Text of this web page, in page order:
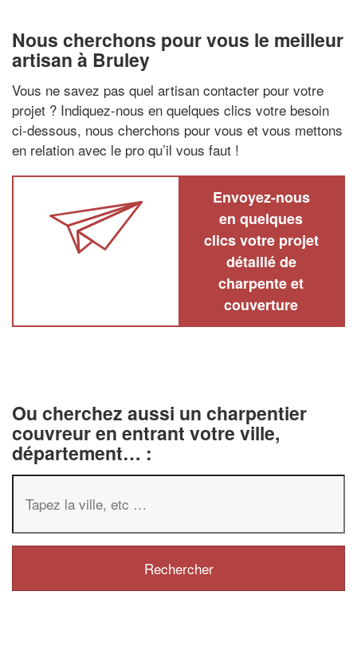
Nous cherchons pour vous le meilleur
artisan à Bruley
Vous ne savez pas quel artisan contacter pour votre
projet ? Indiquez-nous en quelques clics votre besoin
ci-dessous, nous cherchons pour vous et vous mettons
en relation avec le pro qu’il vous faut !
Envoyez-nous
en quelques
clics votre projet
détaillé de
charpente et
couverture
Ou cherchez aussi un charpentier
couvreur en entrant votre ville,
département… :
Vous êtes un